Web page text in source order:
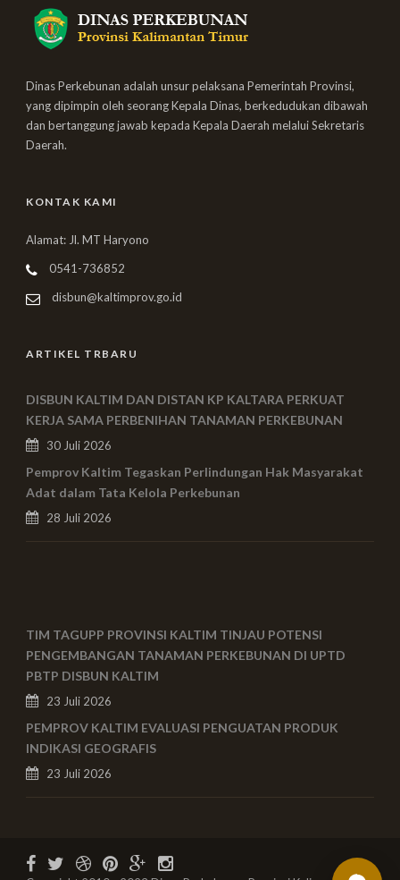
Dinas Perkebunan adalah unsur pelaksana Pemerintah Provinsi,
yang dipimpin oleh seorang Kepala Dinas, berkedudukan dibawah
dan bertanggung jawab kepada Kepala Daerah melalui Sekretaris
Daerah.
KONTAK KAMI
Alamat: Jl. MT Haryono
0541-736852
disbun@kaltimprov.go.id
ARTIKEL TRBARU
DISBUN KALTIM DAN DISTAN KP KALTARA PERKUAT
KERJA SAMA PERBENIHAN TANAMAN PERKEBUNAN
30 Juli 2026
Pemprov Kaltim Tegaskan Perlindungan Hak Masyarakat
Adat dalam Tata Kelola Perkebunan
28 Juli 2026
TIM TAGUPP PROVINSI KALTIM TINJAU POTENSI
PENGEMBANGAN TANAMAN PERKEBUNAN DI UPTD
PBTP DISBUN KALTIM
23 Juli 2026
PEMPROV KALTIM EVALUASI PENGUATAN PRODUK
INDIKASI GEOGRAFIS
23 Juli 2026